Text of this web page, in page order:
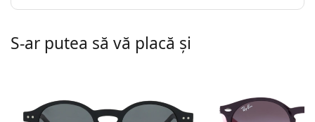
S-ar putea să vă placă și